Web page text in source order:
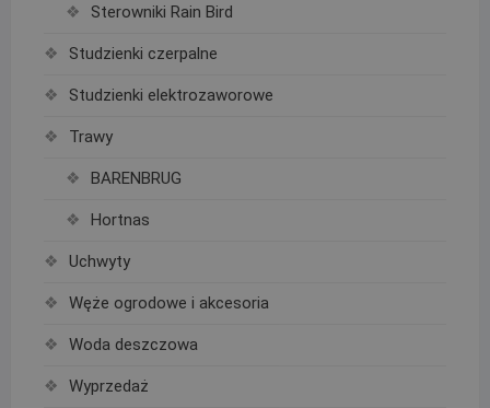
Sterowniki Rain Bird
Studzienki czerpalne
Studzienki elektrozaworowe
Trawy
BARENBRUG
Hortnas
Uchwyty
Węże ogrodowe i akcesoria
Woda deszczowa
Wyprzedaż